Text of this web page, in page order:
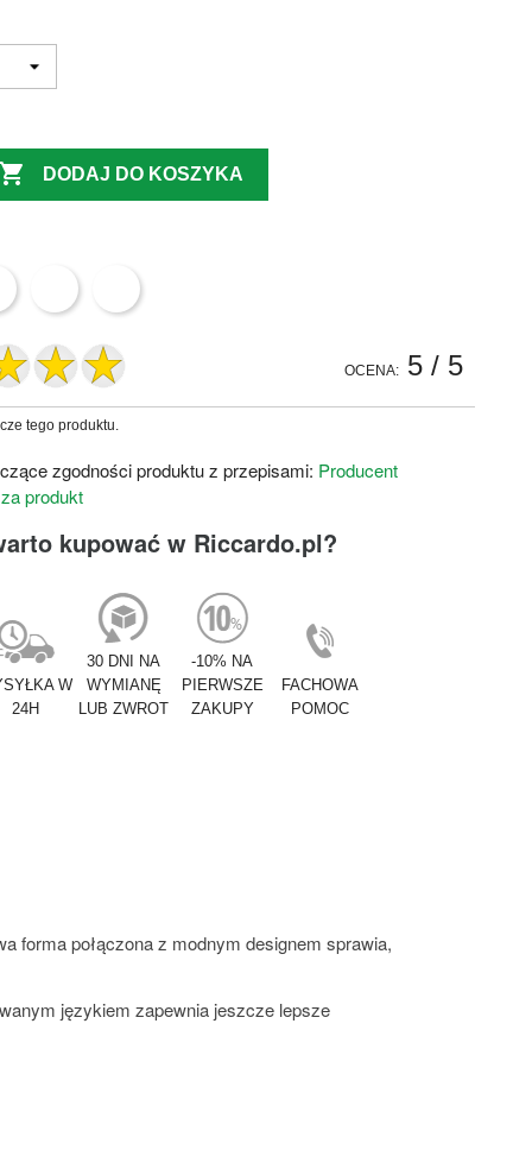
DODAJ DO KOSZYKA
OCENA: 5/ 5
tego produktu.
zgodności produktu z przepisami: Producent
produkt
kupować w Riccardo.pl?
W
24H
30 DNI NA
WYMIANĘ
LUB ZWROT
-10% NA
PIERWSZE
ZAKUPY
FACHOWA
POMOC
forma połączona z modnym designem sprawia,
językiem zapewnia jeszcze lepsze